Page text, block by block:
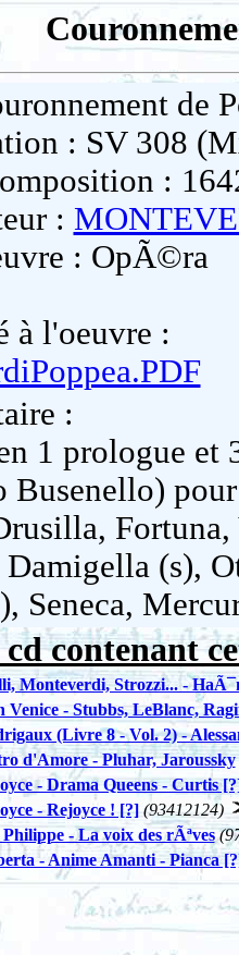
de
: SV 308
:
:
: OpÃ©ra
à l'oeuvre :
:
1 prologue et
Busenello)
Damigella (s),
Seneca,
contenant
Monteverdi, Strozzi... -
- Stubbs, LeBlanc,
(Livre 8 - Vol. 2) -
d'Amore - Pluhar, Jaroussky
- Drama Queens - Curtis
- Rejoyce ! [?] (93412124)
- La voix des rÃªves
- Anime Amanti - Pianca